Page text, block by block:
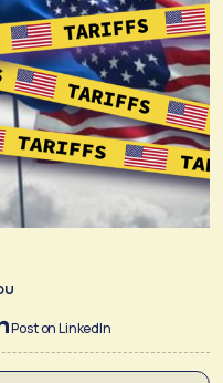
Post on LinkedIn